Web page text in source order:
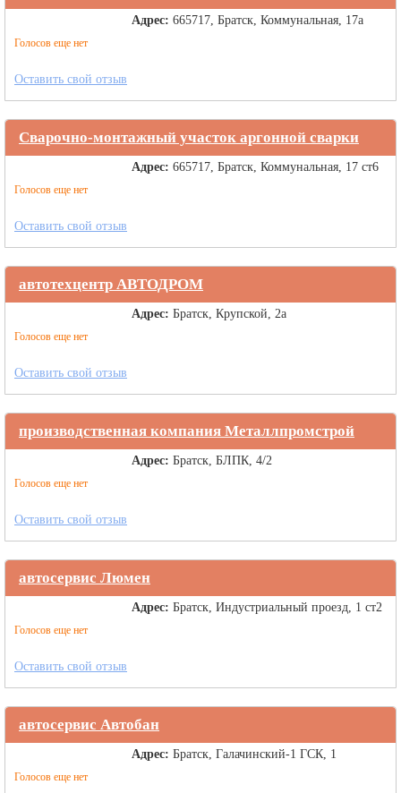
Голосов еще нет
Адрес: 665717, Братск, Коммунальная, 17а
Оставить свой отзыв
Сварочно-монтажный участок аргонной сварки
Голосов еще нет
Адрес: 665717, Братск, Коммунальная, 17 ст6
Оставить свой отзыв
автотехцентр АВТОДРОМ
Голосов еще нет
Адрес: Братск, Крупской, 2а
Оставить свой отзыв
производственная компания Металлпромстрой
Голосов еще нет
Адрес: Братск, БЛПК, 4/2
Оставить свой отзыв
автосервис Люмен
Голосов еще нет
Адрес: Братск, Индустриальный проезд, 1 ст2
Оставить свой отзыв
автосервис Автобан
Голосов еще нет
Адрес: Братск, Галачинский-1 ГСК, 1